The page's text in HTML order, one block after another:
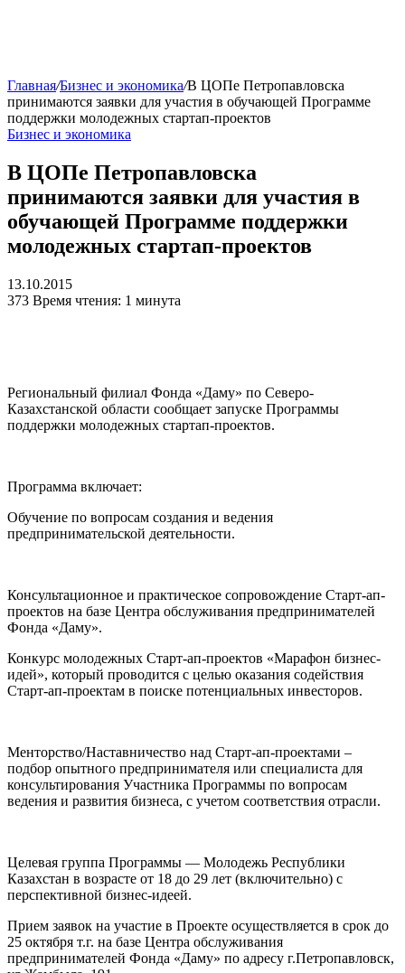
Главная/Бизнес и экономика/В ЦОПе Петропавловска
принимаются заявки для участия в обучающей Программе
поддержки молодежных стартап-проектов
Бизнес и экономика
В ЦОПе Петропавловска
принимаются заявки для участия в
обучающей Программе поддержки
молодежных стартап-проектов
13.10.2015
373 Время чтения: 1 минута
Региональный филиал Фонда «Даму» по Северо-
Казахстанской области сообщает запуске Программы
поддержки молодежных стартап-проектов.
Программа включает:
Обучение по вопросам создания и ведения
предпринимательской деятельности.
Консультационное и практическое сопровождение Старт-ап-
проектов на базе Центра обслуживания предпринимателей
Фонда «Даму».
Конкурс молодежных Старт-ап-проектов «Марафон бизнес-
идей», который проводится с целью оказания содействия
Старт-ап-проектам в поиске потенциальных инвесторов.
Менторство/Наставничество над Старт-ап-проектами –
подбор опытного предпринимателя или специалиста для
консультирования Участника Программы по вопросам
ведения и развития бизнеса, с учетом соответствия отрасли.
Целевая группа Программы — Молодежь Республики
Казахстан в возрасте от 18 до 29 лет (включительно) с
перспективной бизнес-идеей.
Прием заявок на участие в Проекте осуществляется в срок до
25 октября т.г. на базе Центра обслуживания
предпринимателей Фонда «Даму» по адресу г.Петропавловск,